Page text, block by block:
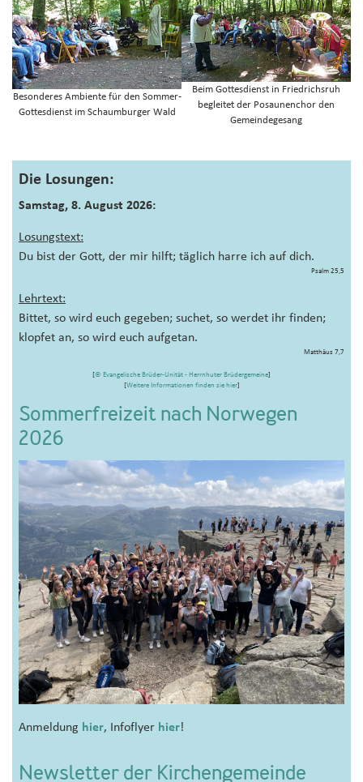
Die Losungen:
Samstag, 8. August 2026:
Losungstext:
Du bist der Gott, der mir hilft; täglich harre ich auf dich.
Psalm 25,5
Lehrtext:
Bittet, so wird euch gegeben; suchet, so werdet ihr finden;
klopfet an, so wird euch aufgetan.
Matthäus 7,7
[© Evangelische Brüder-Unität - Herrnhuter Brüdergemeine]
[Weitere Informationen finden sie hier]
Sommerfreizeit nach Norwegen
2026
Anmeldung hier, Infoflyer hier!
Newsletter der Kirchengemeinde
Besonderes Ambiente für den Sommer-
Gottesdienst im Schaumburger Wald
Beim Gottesdienst in Friedrichsruh
begleitet der Posaunenchor den
Gemeindegesang